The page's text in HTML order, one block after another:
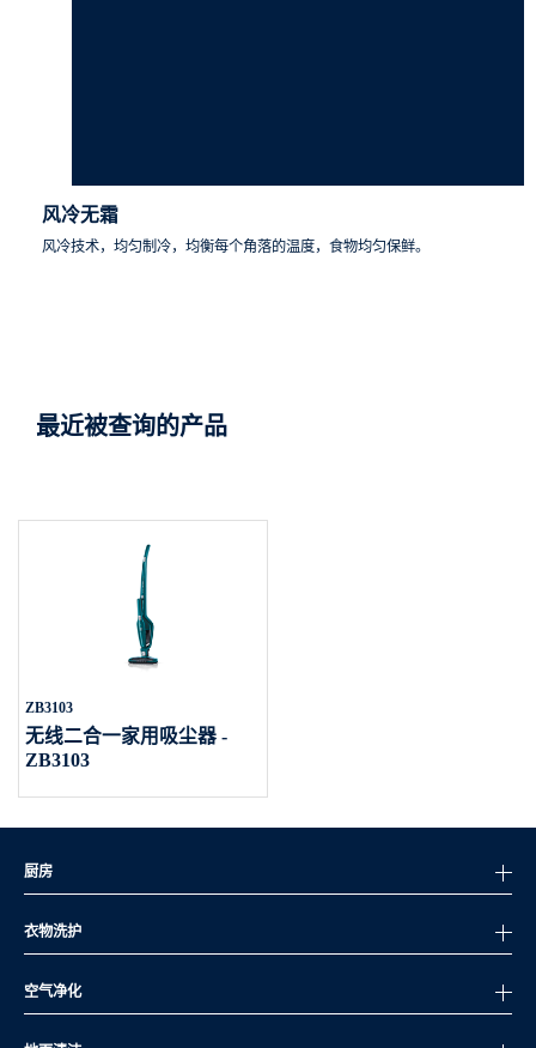
风冷无霜
风冷技术，均匀制冷，均衡每个角落的温度，食物均匀保鲜。
最近被查询的产品
ZB3103
无线二合一家用吸尘器 -
ZB3103
厨房
衣物洗护
空气净化